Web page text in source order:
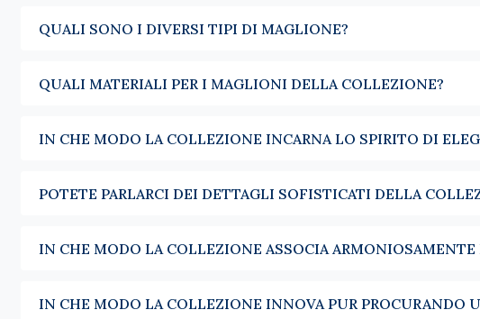
Lo scollo a V è pensato per essere sovrapposto. Indossato sopra una
dolcevita uomosi impone non appena le temperature scendono.
Ogni inverno, le nostre collezioni si declinano in una palette di colori
QUALI SONO I DIVERSI TIPI DI MAGLIONE?
QUALI MATERIALI PER I MAGLIONI DELLA COLLEZIONE?
IN CHE MODO LA COLLEZIONE INCARNA LO SPIRITO DI
POTETE PARLARCI DEI DETTAGLI SOFISTICATI DELLA
IN CHE MODO LA COLLEZIONE ASSOCIA
IN CHE MODO LA COLLEZIONE INNOVA PUR PROCURANDO